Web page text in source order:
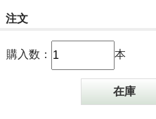
注文
購入数： 本
在庫